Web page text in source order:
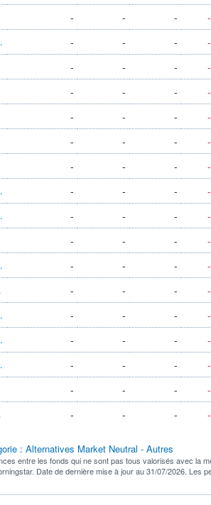
- - -
H GBP
- - -
- - -
- - -
- - -
- - -
- - -
ACC H
- - -
H SEK
- - -
- - -
H SEK
- - -
- - -
H CHF
- - -
H NOK
- - -
CHFINC
- - -
- - -
- - -
: Alternatives Market Neutral - Autres
entre les fonds qui ne sont pas tous valorisés avec la
Date de dernière mise à jour au 31/07/2026. Les